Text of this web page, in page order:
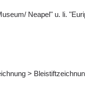
Neapel" u. li.
>